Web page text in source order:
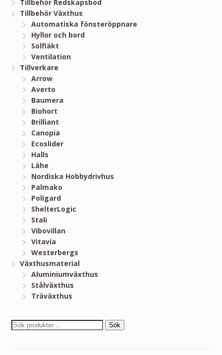
Tillbehör Redskapsbod
Tillbehör Växthus
Automatiska fönsteröppnare
Hyllor och bord
Solfläkt
Ventilation
Tillverkare
Arrow
Averto
Baumera
Biohort
Brilliant
Canopia
Ecoslider
Halls
Lähe
Nordiska Hobbydrivhus
Palmako
Poligard
ShelterLogic
Stali
Vibovillan
Vitavia
Westerbergs
Växthusmaterial
Aluminiumväxthus
Stålväxthus
Träväxthus
Sök